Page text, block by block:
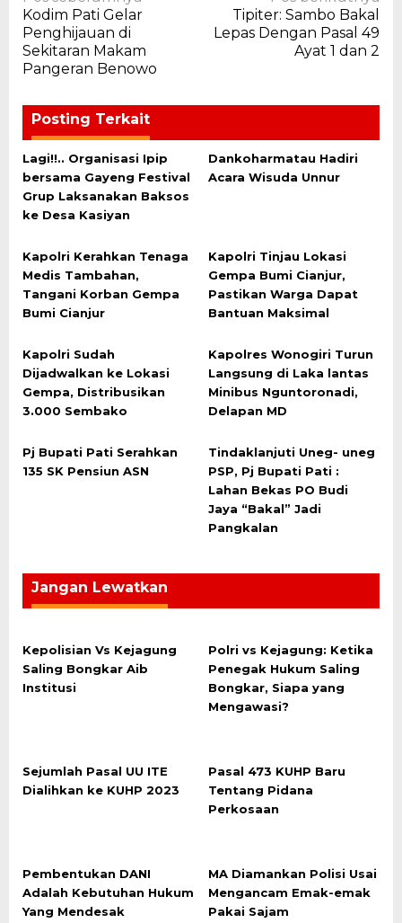
pos
Kodim Pati Gelar
Penghijauan di
Sekitaran Makam
Pangeran Benowo
Tipiter: Sambo Bakal
Lepas Dengan Pasal 49
Ayat 1 dan 2
Posting Terkait
Lagi!!.. Organisasi Ipip
bersama Gayeng Festival
Grup Laksanakan Baksos
ke Desa Kasiyan
Dankoharmatau Hadiri
Acara Wisuda Unnur
Kapolri Kerahkan Tenaga
Medis Tambahan,
Tangani Korban Gempa
Bumi Cianjur
Kapolri Tinjau Lokasi
Gempa Bumi Cianjur,
Pastikan Warga Dapat
Bantuan Maksimal
Kapolri Sudah
Dijadwalkan ke Lokasi
Gempa, Distribusikan
3.000 Sembako
Kapolres Wonogiri Turun
Langsung di Laka lantas
Minibus Nguntoronadi,
Delapan MD
Pj Bupati Pati Serahkan
135 SK Pensiun ASN
Tindaklanjuti Uneg- uneg
PSP, Pj Bupati Pati :
Lahan Bekas PO Budi
Jaya “Bakal” Jadi
Pangkalan
Jangan Lewatkan
Kepolisian Vs Kejagung
Saling Bongkar Aib
Institusi
Polri vs Kejagung: Ketika
Penegak Hukum Saling
Bongkar, Siapa yang
Mengawasi?
Sejumlah Pasal UU ITE
Dialihkan ke KUHP 2023
Pasal 473 KUHP Baru
Tentang Pidana
Perkosaan
Pembentukan DANI
Adalah Kebutuhan Hukum
Yang Mendesak
MA Diamankan Polisi Usai
Mengancam Emak-emak
Pakai Sajam